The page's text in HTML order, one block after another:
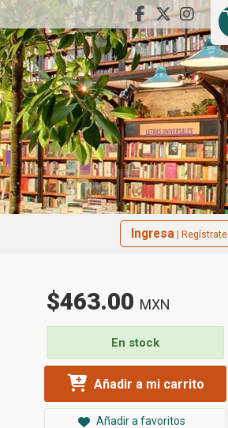
Ingresa | Regístrate
$463.00 MXN
En stock
Añadir a mi carrito
Añadir a favoritos